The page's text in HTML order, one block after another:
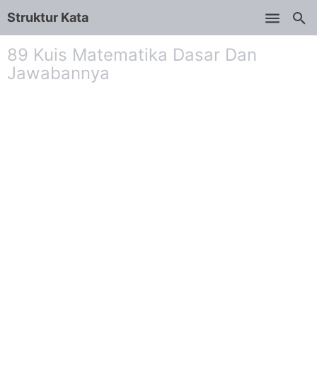
Struktur Kata
89 Kuis Matematika Dasar Dan
Jawabannya